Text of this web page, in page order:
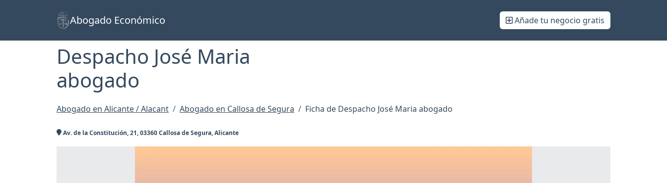
Abogado Económico Añade tu negocio gratis
Despacho José Maria
abogado
Abogado en Alicante / Alacant Abogado en Callosa de Segura Ficha de Despacho José Maria abogado
Av. de la Constitución, 21, 03360 Callosa de Segura, Alicante